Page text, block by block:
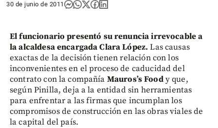
30 de junio de 2011
El funcionario presentó su renuncia irrevocable a
la alcaldesa encargada Clara López. Las causas
exactas de la decisión tienen relación con los
inconvenientes en el proceso de caducidad del
contrato con la compañía Mauros’s Foody que,
según Pinilla, deja a la entidad sin herramientas
para enfrentar a las firmas que incumplan los
compromisos de construcción en las obras viales de
la capital del país.